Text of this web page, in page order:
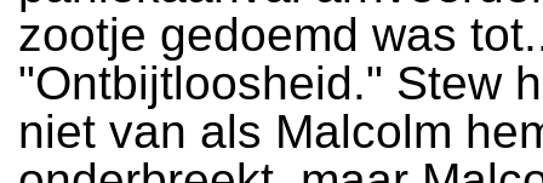
zootje gedoemd was
"Ontbijtloosheid." Stew
niet van als Malcolm